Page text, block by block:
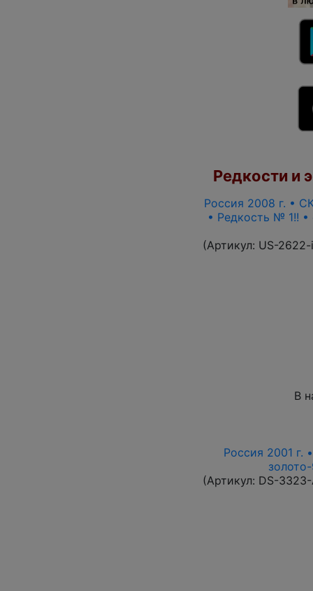
Редкости и
Россия 2008 г. •
• Редкость № 1!!
(Артикул: US-
В
Россия 2001 г.
(Артикул: DS-